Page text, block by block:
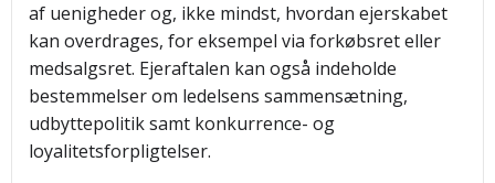
af uenigheder og, ikke mindst, hvordan ejerskabet
kan overdrages, for eksempel via forkøbsret eller
medsalgsret. Ejeraftalen kan også indeholde
bestemmelser om ledelsens sammensætning,
udbyttepolitik samt konkurrence- og
loyalitetsforpligtelser.